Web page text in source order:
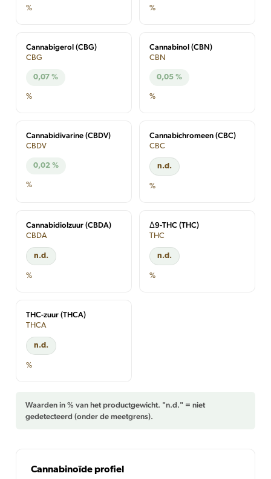
% %
Cannabigerol (CBG)
CBG
0,07 %
%
Cannabinol (CBN)
CBN
0,05 %
%
Cannabidivarine (CBDV)
CBDV
0,02 %
%
Cannabichromeen (CBC)
CBC
n.d.
%
Cannabidiolzuur (CBDA)
CBDA
n.d.
%
Δ9-THC (THC)
THC
n.d.
%
THC-zuur (THCA)
THCA
n.d.
%
Waarden in % van het productgewicht. "n.d." = niet
gedetecteerd (onder de meetgrens).
Cannabinoïde profiel